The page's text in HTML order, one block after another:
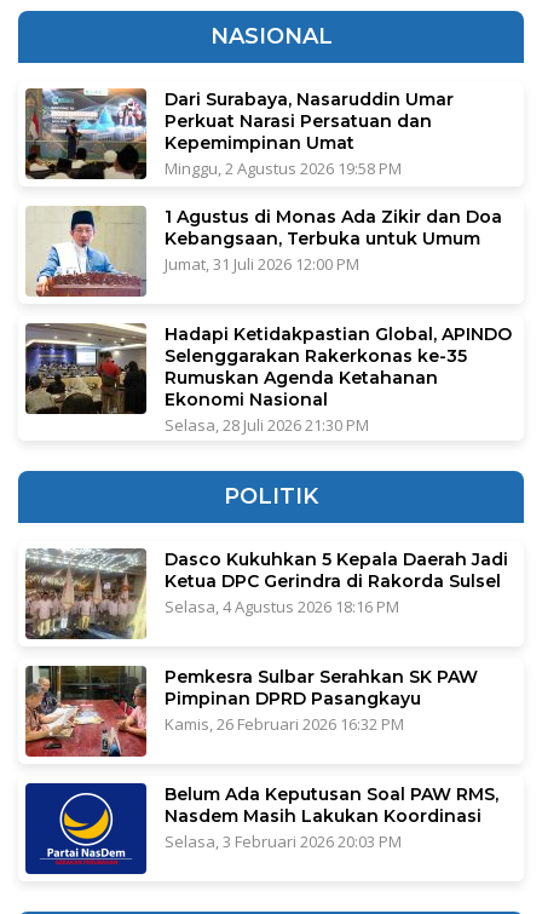
NASIONAL
Dari Surabaya, Nasaruddin Umar
Perkuat Narasi Persatuan dan
Kepemimpinan Umat
Minggu, 2 Agustus 2026 19:58 PM
1 Agustus di Monas Ada Zikir dan Doa
Kebangsaan, Terbuka untuk Umum
Jumat, 31 Juli 2026 12:00 PM
Hadapi Ketidakpastian Global, APINDO
Selenggarakan Rakerkonas ke-35
Rumuskan Agenda Ketahanan
Ekonomi Nasional
Selasa, 28 Juli 2026 21:30 PM
POLITIK
Dasco Kukuhkan 5 Kepala Daerah Jadi
Ketua DPC Gerindra di Rakorda Sulsel
Selasa, 4 Agustus 2026 18:16 PM
Pemkesra Sulbar Serahkan SK PAW
Pimpinan DPRD Pasangkayu
Kamis, 26 Februari 2026 16:32 PM
Belum Ada Keputusan Soal PAW RMS,
Nasdem Masih Lakukan Koordinasi
Selasa, 3 Februari 2026 20:03 PM